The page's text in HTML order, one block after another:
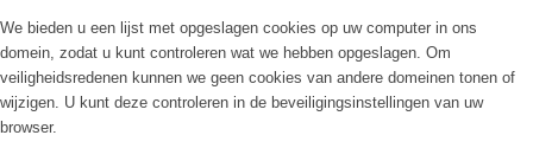
We bieden u een lijst met opgeslagen cookies op uw computer in ons
domein, zodat u kunt controleren wat we hebben opgeslagen. Om
veiligheidsredenen kunnen we geen cookies van andere domeinen tonen of
wijzigen. U kunt deze controleren in de beveiligingsinstellingen van uw
browser.